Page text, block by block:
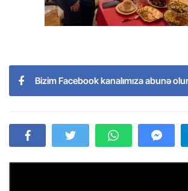
Bizim Facebook kanalımıza abunə